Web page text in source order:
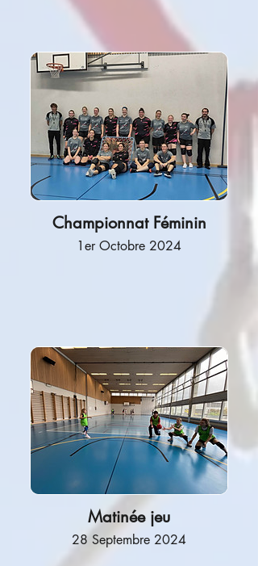
Championnat Féminin
1er Octobre 2024
Matinée jeu
28 Septembre 2024